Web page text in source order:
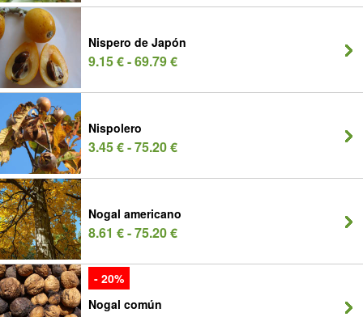
Nispero de Japón
9.15 € - 69.79 €
Nispolero
3.45 € - 75.20 €
Nogal americano
8.61 € - 75.20 €
- 20%
Nogal común